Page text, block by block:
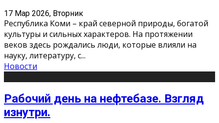
17 Мар 2026, Вторник
Республика Коми – край северной природы, богатой
культуры и сильных характеров. На протяжении
веков здесь рождались люди, которые влияли на
науку, литературу, с...
Новости
Рабочий день на нефтебазе. Взгляд
изнутри.